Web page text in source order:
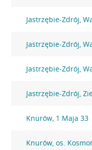
Jastrzębie-Zdrój,
Jastrzębie-Zdrój,
Jastrzębie-Zdrój,
Jastrzębie-Zdrój,
Knurów, 1 Maja 33
Knurów, os.